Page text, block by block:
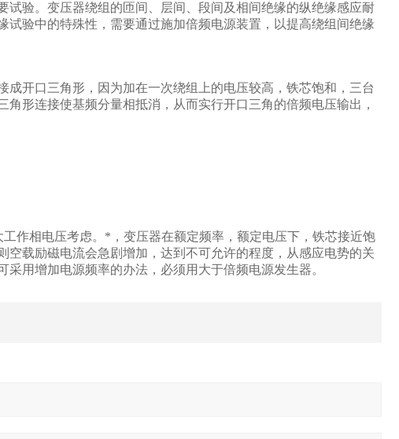
验。变压器绕组的匝间、层间、段间及相间绝缘的纵绝缘感应耐
验中的特殊性，需要通过施加倍频电源装置，以提高绕组间绝缘
开口三角形，因为加在一次绕组上的电压较高，铁芯饱和，三台
形连接使基频分量相抵消，从而实行开口三角的倍频电压输出，
作相电压考虑。*，变压器在额定频率，额定电压下，铁芯接近饱
载励磁电流会急剧增加，达到不可允许的程度，从感应电势的关
用增加电源频率的办法，必须用大于倍频电源发生器。